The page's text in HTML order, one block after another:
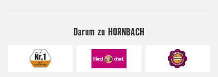
Darum zu HORNBACH